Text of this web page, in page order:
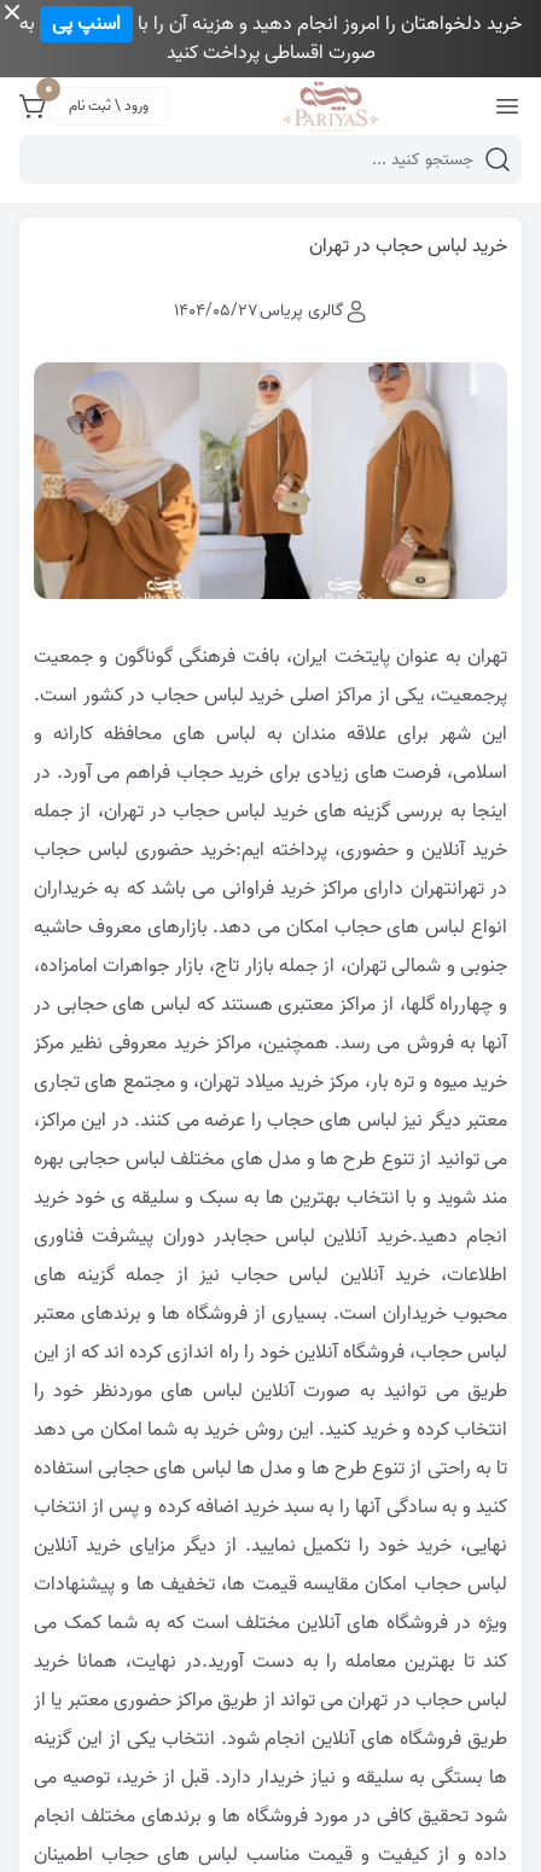
خرید دلخواهتان را امروز انجام دهید و هزینه آن را با اسنپ پی به
صورت اقساطی پرداخت کنید
ورود \ ثبت نام
0
Mobile header search
خرید لباس حجاب در تهران
گالری پریاس1404/05/27
تهران به عنوان پایتخت ایران، بافت فرهنگی گوناگون و جمعیت
پرجمعیت، یکی از مراکز اصلی خرید لباس حجاب در کشور است.
این شهر برای علاقه مندان به لباس های محافظه کارانه و
اسلامی، فرصت های زیادی برای خرید حجاب فراهم می آورد. در
اینجا به بررسی گزینه های خرید لباس حجاب در تهران، از جمله
خرید آنلاین و حضوری، پرداخته ایم:خرید حضوری لباس حجاب
در تهرانتهران دارای مراکز خرید فراوانی می باشد که به خریداران
انواع لباس های حجاب امکان می دهد. بازارهای معروف حاشیه
جنوبی و شمالی تهران، از جمله بازار تاج، بازار جواهرات امامزاده،
و چهارراه گلها، از مراکز معتبری هستند که لباس های حجابی در
آنها به فروش می رسد. همچنین، مراکز خرید معروفی نظیر مرکز
خرید میوه و تره بار، مرکز خرید میلاد تهران، و مجتمع های تجاری
معتبر دیگر نیز لباس های حجاب را عرضه می کنند. در این مراکز،
می توانید از تنوع طرح ها و مدل های مختلف لباس حجابی بهره
مند شوید و با انتخاب بهترین ها به سبک و سلیقه ی خود خرید
انجام دهید.خرید آنلاین لباس حجابدر دوران پیشرفت فناوری
اطلاعات، خرید آنلاین لباس حجاب نیز از جمله گزینه های
محبوب خریداران است. بسیاری از فروشگاه ها و برندهای معتبر
لباس حجاب، فروشگاه آنلاین خود را راه اندازی کرده اند که از این
طریق می توانید به صورت آنلاین لباس های موردنظر خود را
انتخاب کرده و خرید کنید. این روش خرید به شما امکان می دهد
تا به راحتی از تنوع طرح ها و مدل ها لباس های حجابی استفاده
کنید و به سادگی آنها را به سبد خرید اضافه کرده و پس از انتخاب
نهایی، خرید خود را تکمیل نمایید. از دیگر مزایای خرید آنلاین
لباس حجاب امکان مقایسه قیمت ها، تخفیف ها و پیشنهادات
ویژه در فروشگاه های آنلاین مختلف است که به شما کمک می
کند تا بهترین معامله را به دست آورید.در نهایت، همانا خرید
لباس حجاب در تهران می تواند از طریق مراکز حضوری معتبر یا از
طریق فروشگاه های آنلاین انجام شود. انتخاب یکی از این گزینه
ها بستگی به سلیقه و نیاز خریدار دارد. قبل از خرید، توصیه می
شود تحقیق کافی در مورد فروشگاه ها و برندهای مختلف انجام
داده و از کیفیت و قیمت مناسب لباس های حجاب اطمینان